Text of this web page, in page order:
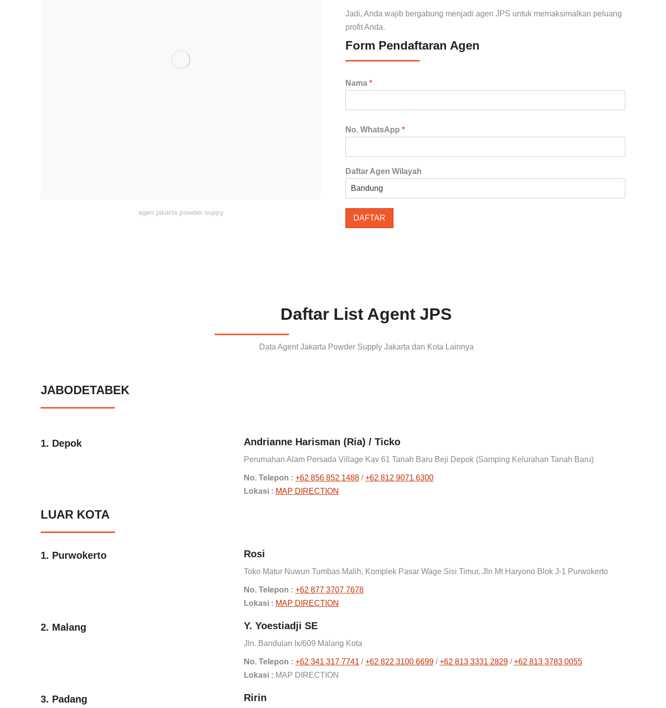
agen jakarta powder suppy
Jadi, Anda wajib bergabung menjadi agen JPS untuk memaksimalkan peluang
profit Anda.
Form Pendaftaran Agen
Nama *
No. WhatsApp *
Daftar Agen Wilayah
DAFTAR
Daftar List Agent JPS
Data Agent Jakarta Powder Supply Jakarta dan Kota Lainnya
JABODETABEK
1. Depok Andrianne Harisman (Ria) / Ticko
Perumahan Alam Persada Village Kav 61 Tanah Baru Beji Depok (Samping Kelurahan Tanah Baru)
No. Telepon : +62 856 852 1488 /+62 812 9071 6300
Lokasi : MAP DIRECTION
LUAR KOTA
1. Purwokerto Rosi
Toko Matur Nuwun Tumbas Malih, Komplek Pasar Wage Sisi Timur, Jln Mt Haryono Blok J-1 Purwokerto
No. Telepon : +62 877 3707 7678
Lokasi : MAP DIRECTION
2. Malang Y. Yoestiadji SE
Jln. Bandulan Ix/609 Malang Kota
No. Telepon : +62 341 317 7741 /+62 822 3100 6699 /+62 813 3331 2829 /+62 813 3783 0055
Lokasi : MAP DIRECTION
3. Padang Ririn